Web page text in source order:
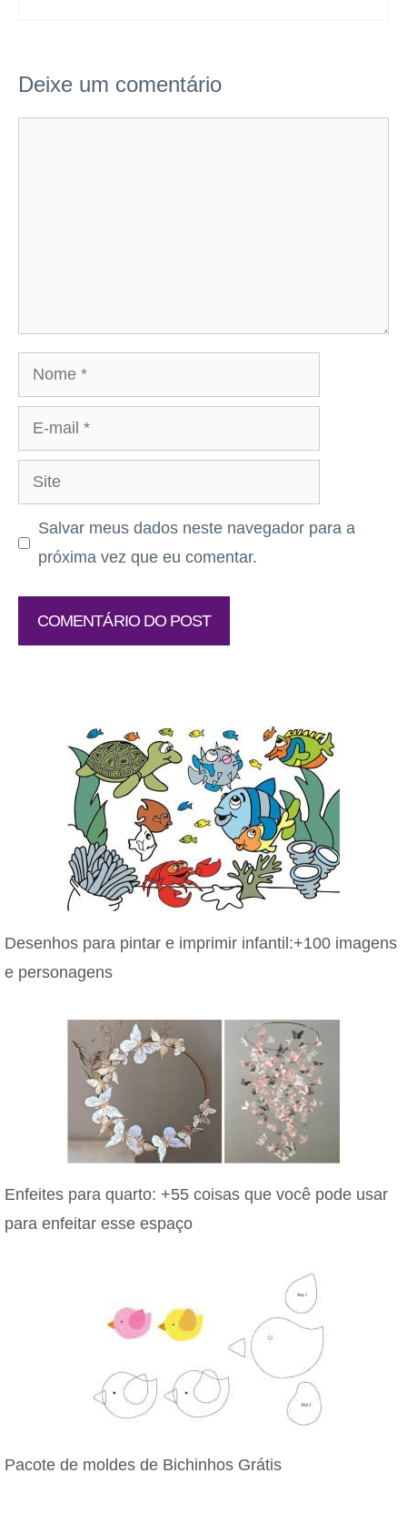
Deixe um comentário
Nome
mail
Site
Salvar meus dados neste navegador para a
próxima vez que eu comentar.
Desenhos para pintar e imprimir infantil:+100 imagens
e personagens
Enfeites para quarto: +55 coisas que você pode usar
para enfeitar esse espaço
Pacote de moldes de Bichinhos Grátis